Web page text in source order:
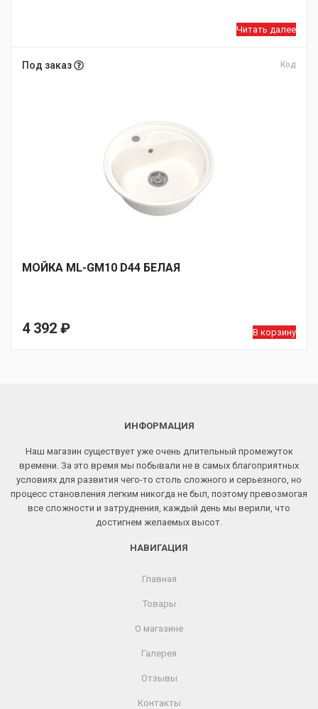
Читать далее
Под заказ Код
МОЙКA ML-GM10 D44 БЕЛАЯ
4 392 ₽ В корзину
ИНФОРМАЦИЯ
Наш магазин существует уже очень длительный промежуток
времени. За это время мы побывали не в самых благоприятных
условиях для развития чего-то столь сложного и серьезного, но
процесс становления легким никогда не был, поэтому превозмогая
все сложности и затруднения, каждый день мы верили, что
достигнем желаемых высот.
НАВИГАЦИЯ
Главная
Товары
О магазине
Галерея
Отзывы
Контакты